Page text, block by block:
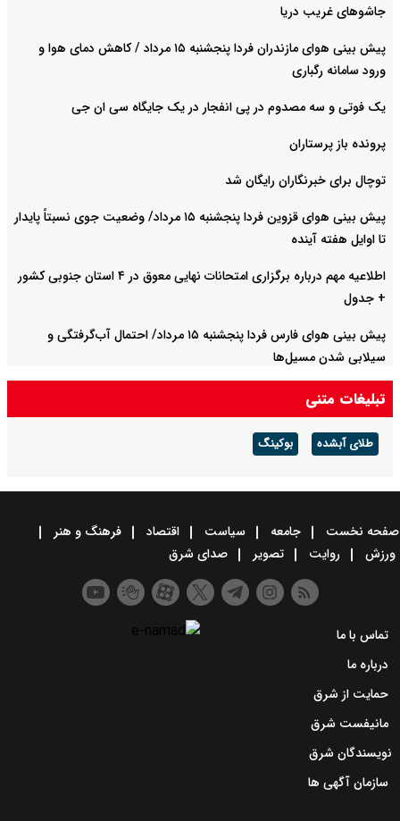
جاشوهای غریب دریا
پیش بینی هوای مازندران فردا پنجشنبه ۱۵ مرداد / کاهش دمای هوا و
ورود سامانه رگباری
یک فوتی و سه مصدوم در پی انفجار در یک جایگاه سی ان جی
پرونده باز پرستاران
توچال برای خبرنگاران رایگان شد
پیش بینی هوای قزوین فردا پنجشنبه ۱۵ مرداد/ وضعیت جوی نسبتاً پایدار
تا اوایل هفته آینده
اطلاعیه مهم درباره برگزاری امتحانات نهایی معوق در ۴ استان جنوبی کشور
+ جدول
پیش بینی هوای فارس فردا پنجشنبه ۱۵ مرداد/ احتمال آب‌گرفتگی و
سیلابی شدن مسیل‌ها
تبلیغات متنی
طلای آبشده بوکینگ
صفحه نخست جامعه سیاست اقتصاد
فرهنگ و هنر
ورزش
روایت تصویر صدای شرق
تماس با ما
درباره ما
حمایت از شرق
مانیفست شرق
نویسندگان شرق
سازمان آگهی ها